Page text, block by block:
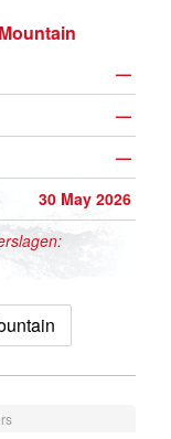
—
—
—
30 May 2026